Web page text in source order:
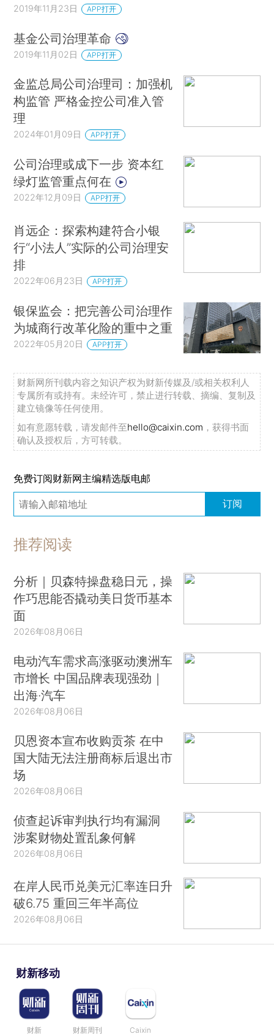
2019年11月23日 APP打开
基金公司治理革命
2019年11月02日 APP打开
金监总局公司治理司：加强机
构监管 严格金控公司准入管
理
2024年01月09日 APP打开
公司治理或成下一步 资本红
绿灯监管重点何在
2022年12月09日 APP打开
肖远企：探索构建符合小银
行“小法人”实际的公司治理安
排
2022年06月23日 APP打开
银保监会：把完善公司治理作
为城商行改革化险的重中之重
2022年05月20日 APP打开
财新网所刊载内容之知识产权为财新传媒及/或相关权利人
专属所有或持有。未经许可，禁止进行转载、摘编、复制及
建立镜像等任何使用。
如有意愿转载，请发邮件至hello@caixin.com ，获得书面
确认及授权后，方可转载。
免费订阅财新网主编精选版电邮
订阅
推荐阅读
分析｜贝森特操盘稳日元，操
作巧思能否撬动美日货币基本
面
2026年08月06日
电动汽车需求高涨驱动澳洲车
市增长 中国品牌表现强劲｜
出海·汽车
2026年08月06日
贝恩资本宣布收购贡茶 在中
国大陆无法注册商标后退出市
场
2026年08月06日
侦查起诉审判执行均有漏洞
涉案财物处置乱象何解
2026年08月06日
在岸人民币兑美元汇率连日升
破6.75 重回三年半高位
2026年08月06日
财新移动
财新 财新周刊 Caixin